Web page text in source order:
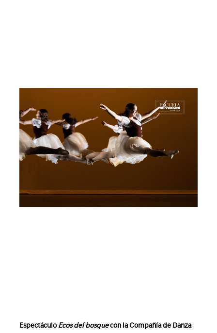
EspectáculoEcos del bosquecon la Compañía de Danza